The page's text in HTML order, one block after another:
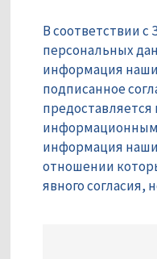
В соответствии
персональных
информация
подписанное
предоставляется
информационным
информация
отношении
явного согласия,